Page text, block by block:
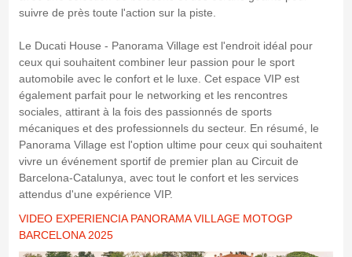
suivre de près toute l'action sur la piste.
Le Ducati House - Panorama Village est l'endroit idéal pour
ceux qui souhaitent combiner leur passion pour le sport
automobile avec le confort et le luxe. Cet espace VIP est
également parfait pour le networking et les rencontres
sociales, attirant à la fois des passionnés de sports
mécaniques et des professionnels du secteur. En résumé, le
Panorama Village est l'option ultime pour ceux qui souhaitent
vivre un événement sportif de premier plan au Circuit de
Barcelona-Catalunya, avec tout le confort et les services
attendus d'une expérience VIP.
VIDEO EXPERIENCIA PANORAMA VILLAGE MOTOGP
BARCELONA 2025